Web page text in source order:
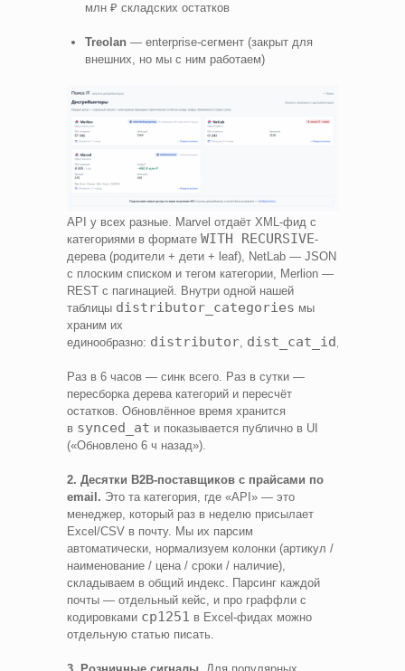
млн ₽ складских остатков
Treolan — enterprise-сегмент (закрыт для
внешних, но мы с ним работаем)
API у всех разные. Marvel отдаёт XML-фид с
категориями в формате WITH RECURSIVE-
дерева (родители + дети + leaf), NetLab — JSON
с плоским списком и тегом категории, Merlion —
REST с пагинацией. Внутри одной нашей
таблицы distributor_categories мы
храним их
единообразно: distributor dist_cat_id
Раз в 6 часов — синк всего. Раз в сутки —
пересборка дерева категорий и пересчёт
остатков. Обновлённое время хранится
в synced_at и показывается публично в UI
(«Обновлено 6 ч назад»).
2. Десятки B2B-поставщиков с прайсами по
email. Это та категория, где «API» — это
менеджер, который раз в неделю присылает
Excel/CSV в почту. Мы их парсим
автоматически, нормализуем колонки (артикул /
наименование / цена / сроки / наличие),
складываем в общий индекс. Парсинг каждой
почты — отдельный кейс, и про граффли с
кодировками cp1251 в Excel-фидах можно
отдельную статью писать.